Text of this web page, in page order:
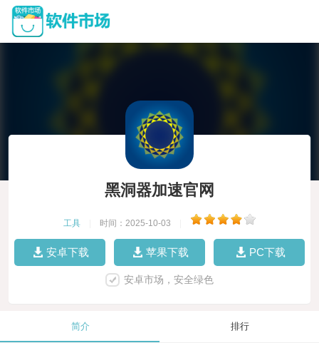
黑洞器加速官网
工具 时间：2025-10-03
安卓下载 苹果下载 PC下载
安卓市场，安全绿色
简介 排行